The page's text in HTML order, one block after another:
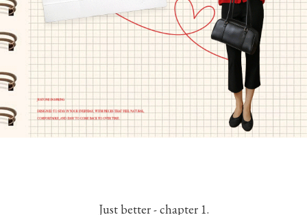
Just better - chapter 1.